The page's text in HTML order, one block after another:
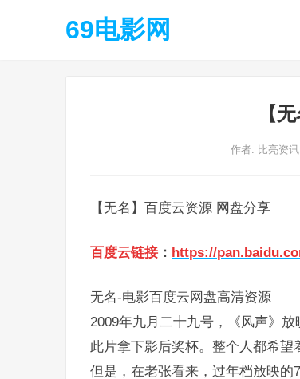
69电影网
【
作者: 比亮资讯
【无名】百度云资源 网盘分享
百度云链接 ： https://
无名-电影百度云网盘高清资源
2009年九月二十九号，《风声》
此片拿下影后奖杯。整个人都希望
但是，在老张看来，过年档放映